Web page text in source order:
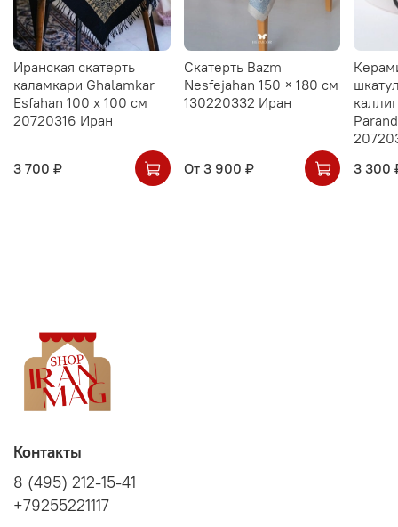
Иранская скатерть
каламкари Ghalamkar
Esfahan 100 х 100 см
20720316 Иран
3 700 ₽
Скатерть Bazm
Nesfejahan 150 × 180 см
130220332 Иран
От 3 900 ₽
3 300
Контакты
8 (495) 212-15-41
+79255221117